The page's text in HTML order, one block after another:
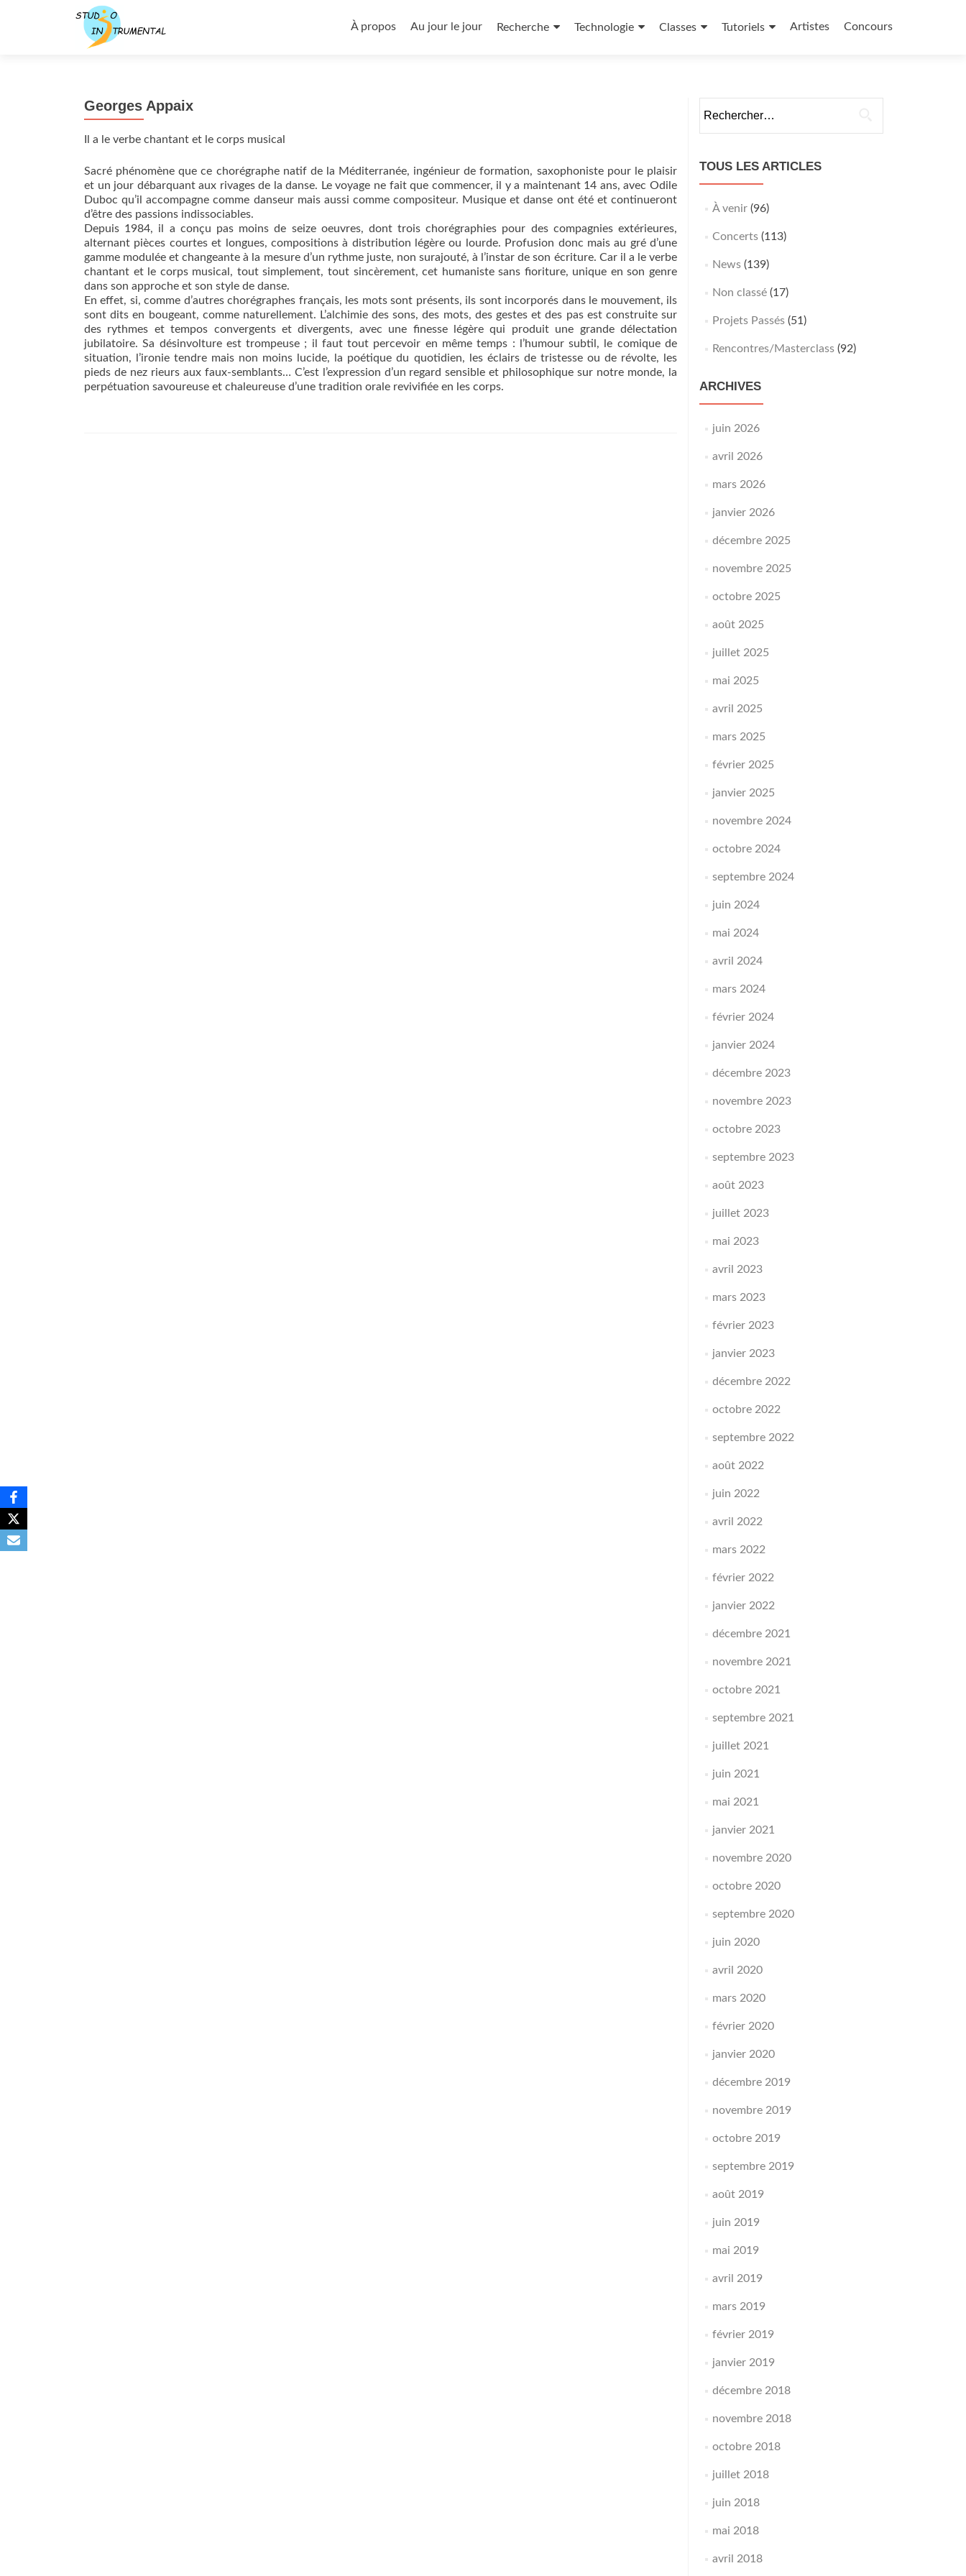
au
À propos Au jour le jour Recherche Technologie Classes Tutoriels Artistes Concours
Georges Appaix
Il a le verbe chantant et le corps musical
Sacré phénomène que ce chorégraphe natif de la Méditerranée, ingénieur de formation, saxophoniste pour le plaisir
et un jour débarquant aux rivages de la danse. Le voyage ne fait que commencer, il y a maintenant 14 ans, avec Odile
Duboc qu’il accompagne comme danseur mais aussi comme compositeur. Musique et danse ont été et continueront
d’être des passions indissociables.
Depuis 1984, il a conçu pas moins de seize oeuvres, dont trois chorégraphies pour des compagnies extérieures,
alternant pièces courtes et longues, compositions à distribution légère ou lourde. Profusion donc mais au gré d’une
gamme modulée et changeante à la mesure d’un rythme juste, non surajouté, à l’instar de son écriture. Car il a le verbe
chantant et le corps musical, tout simplement, tout sincèrement, cet humaniste sans fioriture, unique en son genre
dans son approche et son style de danse.
En effet, si, comme d’autres chorégraphes français, les mots sont présents, ils sont incorporés dans le mouvement, ils
sont dits en bougeant, comme naturellement. L’alchimie des sons, des mots, des gestes et des pas est construite sur
des rythmes et tempos convergents et divergents, avec une finesse légère qui produit une grande délectation
jubilatoire. Sa désinvolture est trompeuse ; il faut tout percevoir en même temps : l’humour subtil, le comique de
situation, l’ironie tendre mais non moins lucide, la poétique du quotidien, les éclairs de tristesse ou de révolte, les
pieds de nez rieurs aux faux-semblants… C’est l’expression d’un regard sensible et philosophique sur notre monde, la
perpétuation savoureuse et chaleureuse d’une tradition orale revivifiée en les corps.
TOUS LES ARTICLES
À venir(96)
Concerts(113)
News(139)
Non classé(17)
Projets Passés(51)
Rencontres/Masterclass(92)
ARCHIVES
juin 2026
avril 2026
mars 2026
janvier 2026
décembre 2025
novembre 2025
octobre 2025
août 2025
juillet 2025
mai 2025
avril 2025
mars 2025
février 2025
janvier 2025
novembre 2024
octobre 2024
septembre 2024
juin 2024
mai 2024
avril 2024
mars 2024
février 2024
janvier 2024
décembre 2023
novembre 2023
octobre 2023
septembre 2023
août 2023
juillet 2023
mai 2023
avril 2023
mars 2023
février 2023
janvier 2023
décembre 2022
octobre 2022
septembre 2022
août 2022
juin 2022
avril 2022
mars 2022
février 2022
janvier 2022
décembre 2021
novembre 2021
octobre 2021
septembre 2021
juillet 2021
juin 2021
mai 2021
janvier 2021
novembre 2020
octobre 2020
septembre 2020
juin 2020
avril 2020
mars 2020
février 2020
janvier 2020
décembre 2019
novembre 2019
octobre 2019
septembre 2019
août 2019
juin 2019
mai 2019
avril 2019
mars 2019
février 2019
janvier 2019
décembre 2018
novembre 2018
octobre 2018
juillet 2018
juin 2018
mai 2018
avril 2018